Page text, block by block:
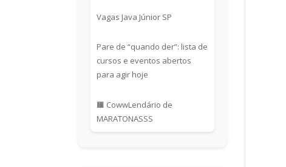
Vagas Java Júnior SP
Pare de “quando der”: lista de
cursos e eventos abertos
para agir hoje
🟧 CowwLendário de
MARATONASSS